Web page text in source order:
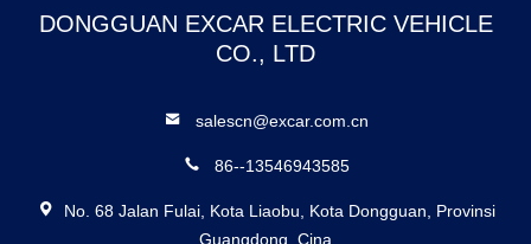
DONGGUAN EXCAR ELECTRIC VEHICLE
CO., LTD
salescn@excar.com.cn
86--13546943585
No. 68 Jalan Fulai, Kota Liaobu, Kota Dongguan, Provinsi
Guangdong, Cina